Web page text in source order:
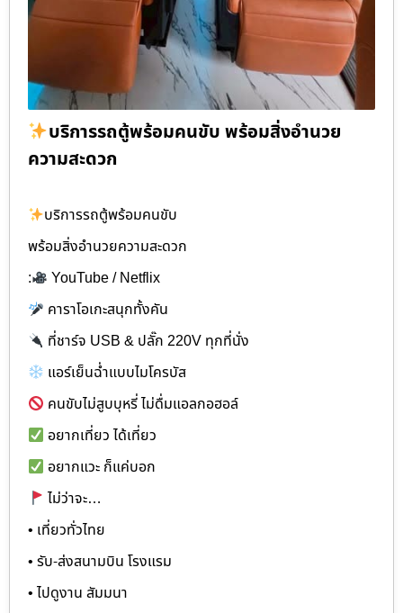
บริการรถตู้พร้อมคนขับ พร้อมสิ่งอำนวย
ความสะดวก
บริการรถตู้พร้อมคนขับ
พร้อมสิ่งอำนวยความสะดวก
:
YouTube / Netflix
คาราโอเกะสนุกทั้งคัน
ที่ชาร์จ USB & ปลั๊ก 220V ทุกที่นั่ง
แอร์เย็นฉ่ำแบบไมโครบัส
คนขับไม่สูบบุหรี่ ไม่ดื่มแอลกอฮอล์
อยากเที่ยว ได้เที่ยว
อยากแวะ ก็แค่บอก
ไม่ว่าจะ…
• เที่ยวทั่วไทย
• รับ-ส่งสนามบิน โรงแรม
• ไปดูงาน สัมมนา